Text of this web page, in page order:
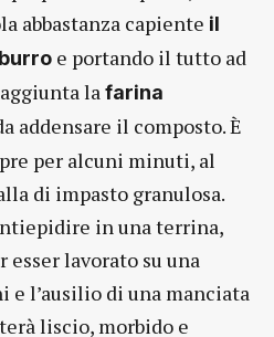
abbastanza capiente il
e portando il tutto ad
la farina
addensare il composto. È
per alcuni minuti, al
di impasto granulosa.
in una terrina,
esser lavorato su una
e l’ausilio di una manciata
liscio, morbido e